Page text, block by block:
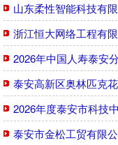
山东柔性智能科技有
浙江恒大网络工程有
2026年中国人寿泰安
泰安高新区奥林匹克
2026年度泰安市科技
泰安市金松工贸有限